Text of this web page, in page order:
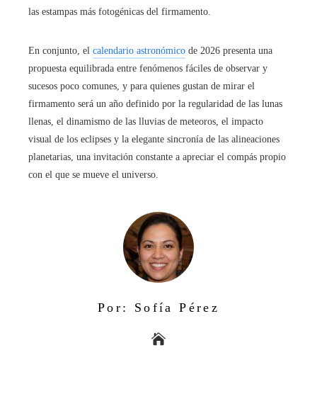
las estampas más fotogénicas del firmamento.
En conjunto, el calendario astronómico de 2026 presenta una
propuesta equilibrada entre fenómenos fáciles de observar y
sucesos poco comunes, y para quienes gustan de mirar el
firmamento será un año definido por la regularidad de las lunas
llenas, el dinamismo de las lluvias de meteoros, el impacto
visual de los eclipses y la elegante sincronía de las alineaciones
planetarias, una invitación constante a apreciar el compás propio
con el que se mueve el universo.
Por: Sofía Pérez